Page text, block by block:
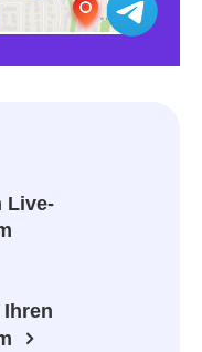
Live-